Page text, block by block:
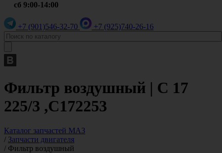
сб 9:00-14:00
+7 (901)546-32-70 +7 (925)740-26-16
Фильтр воздушный | C 17
225/3 ,C172253
Каталог запчастей МАЗ
/ Запчасти двигателя
/ Фильтр воздушный